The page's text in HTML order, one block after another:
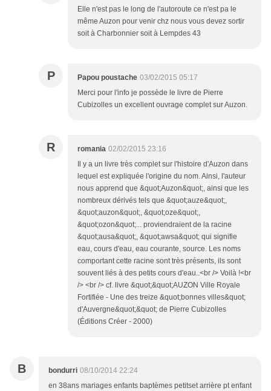
Elle n'est pas le long de l'autoroute ce n'est pa le
même Auzon pour venir chz nous vous devez sortir
soit à Charbonnier soit à Lempdes 43
P Papou poustache 03/02/2015 05:17
Merci pour l'info je possède le livre de Pierre
Cubizolles un excellent ouvrage complet sur Auzon.
R romania 02/02/2015 23:16
Il y a un livre très complet sur l'histoire d'Auzon dans
lequel est expliquée l'origine du nom. Ainsi, l'auteur
nous apprend que &quot;Auzon&quot;, ainsi que les
nombreux dérivés tels que &quot;auze&quot;,
&quot;auzon&quot;, &quot;oze&quot;,
&quot;ozon&quot;... proviendraient de la racine
&quot;ausa&quot;, &quot;awsa&quot; qui signifie
eau, cours d'eau, eau courante, source. Les noms
comportant cette racine sont très présents, ils sont
souvent liés à des petits cours d'eau..<br /> Voilà !<br
/> <br /> cf. livre &quot;&quot;AUZON Ville Royale
Fortifiée - Une des treize &quot;bonnes villes&quot;
d'Auvergne&quot;&quot; de Pierre Cubizolles
(Éditions Créer - 2000)
B bondurri 08/10/2014 22:24
en 38ans mariages enfants baptèmes petitset arrière pt enfant